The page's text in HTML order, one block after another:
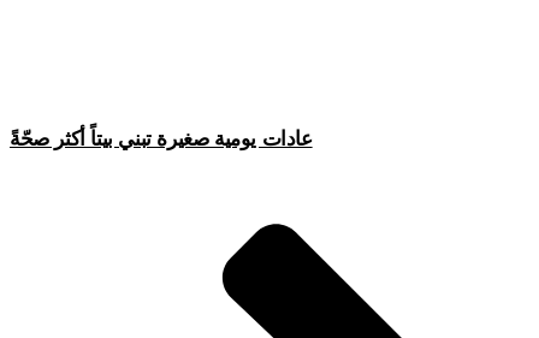
عادات يومية صغيرة تبني بيتاً أكثر صحّةً